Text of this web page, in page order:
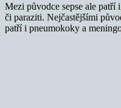
Mezi původce sepse ale patří
či paraziti. Nejčastějšími
patří i pneumokoky a